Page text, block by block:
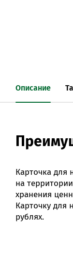
Описание
Карточка для
на
хранения
Карточку для
рублях.